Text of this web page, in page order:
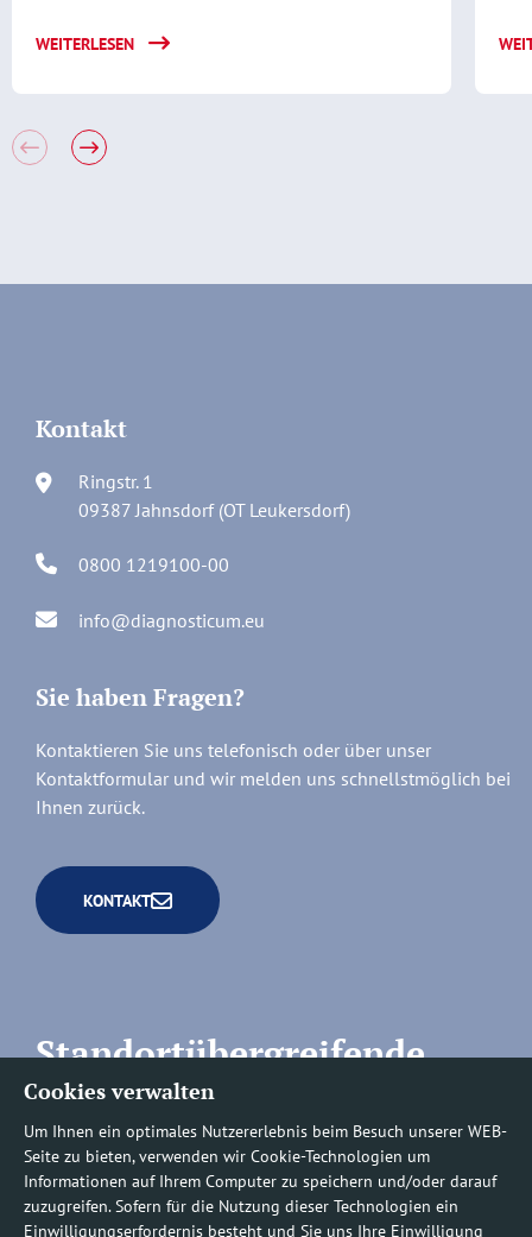
Cookies verwalten
Um Ihnen ein optimales Nutzererlebnis beim Besuch unserer WEB-
Seite zu bieten, verwenden wir Cookie-Technologien um
Informationen auf Ihrem Computer zu speichern und/oder darauf
zuzugreifen. Sofern für die Nutzung dieser Technologien ein
Einwilligungserfordernis besteht und Sie uns Ihre Einwilligung
WEITERLESEN
Kontakt
Ringstr. 1
09387 Jahnsdorf (OT Leukersdorf)
0800 1219100-00
info@diagnosticum.eu
Sie haben Fragen?
Kontaktieren Sie uns telefonisch oder über unser
Kontaktformular und wir melden uns schnellstmöglich bei
Ihnen zurück.
KONTAKT
Standortübergreifende
Rufnummern